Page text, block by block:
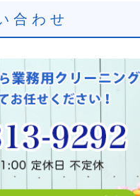
合わせ